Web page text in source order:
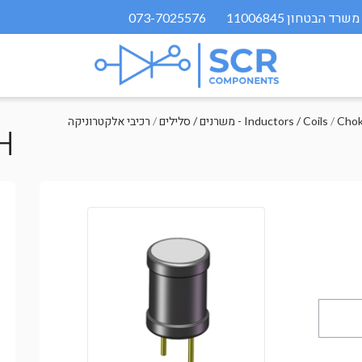
073-7025576
רכיבי אלקטרוניקה / משרנים / סלילים - Inductors / Coils /